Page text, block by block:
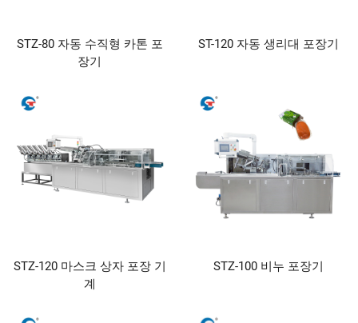
STZ-80 자동 수직형 카톤 포
장기
ST-120 자동 생리대 포장기
STZ-120 마스크 상자 포장 기
계
STZ-100 비누 포장기